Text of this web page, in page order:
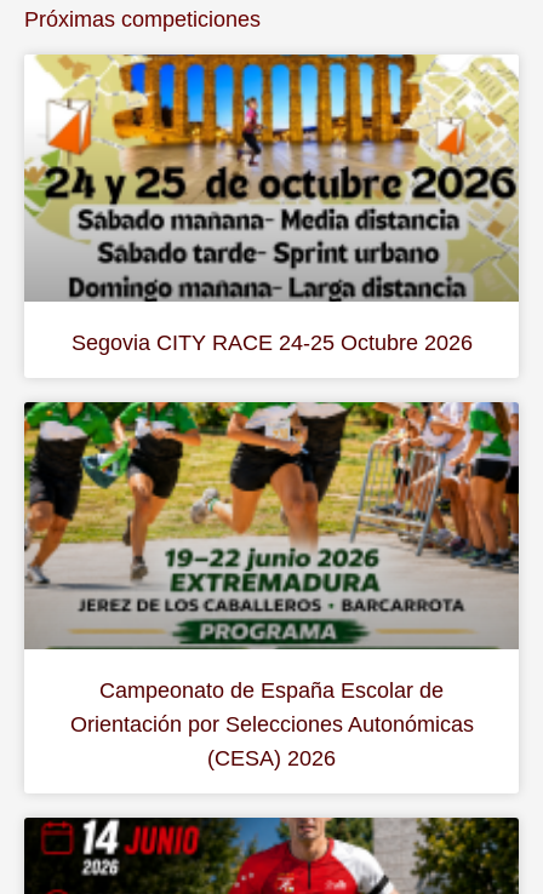
Próximas competiciones
Segovia CITY RACE 24-25 Octubre 2026
Campeonato de España Escolar de
Orientación por Selecciones Autonómicas
(CESA) 2026